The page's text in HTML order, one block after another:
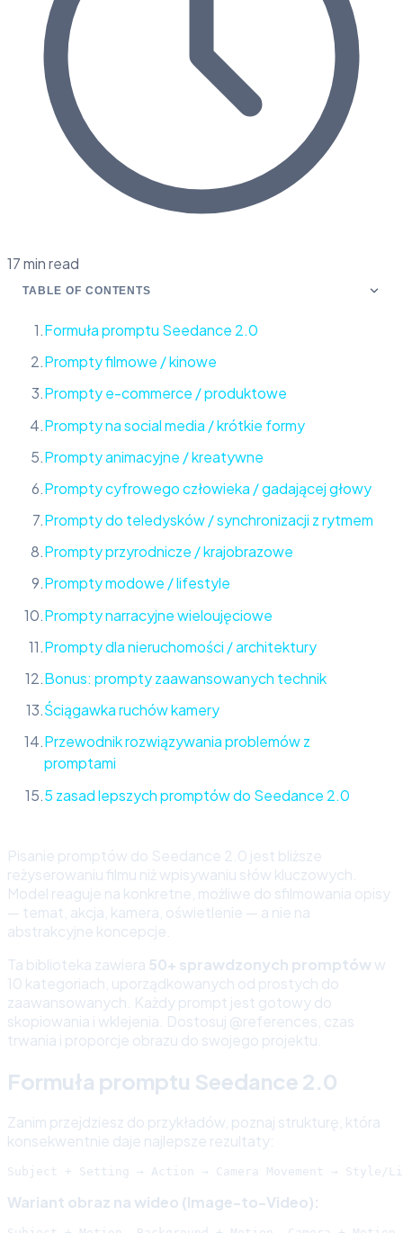
17 min read
TABLE OF CONTENTS
Formuła promptu Seedance 2.0
Prompty filmowe / kinowe
Prompty e-commerce / produktowe
Prompty na social media / krótkie formy
Prompty animacyjne / kreatywne
Prompty cyfrowego człowieka / gadającej głowy
Prompty do teledysków / synchronizacji z rytmem
Prompty przyrodnicze / krajobrazowe
Prompty modowe / lifestyle
Prompty narracyjne wieloujęciowe
Prompty dla nieruchomości / architektury
Bonus: prompty zaawansowanych technik
Ściągawka ruchów kamery
Przewodnik rozwiązywania problemów z
promptami
5 zasad lepszych promptów do Seedance 2.0
Pisanie promptów do Seedance 2.0 jest bliższe
reżyserowaniu filmu niż wpisywaniu słów kluczowych.
Model reaguje na konkretne, możliwe do sfilmowania opisy
— temat, akcja, kamera, oświetlenie — a nie na
abstrakcyjne koncepcje.
Ta biblioteka zawiera 50+ sprawdzonych promptów w
10 kategoriach, uporządkowanych od prostych do
zaawansowanych. Każdy prompt jest gotowy do
skopiowania i wklejenia. Dostosuj @references, czas
trwania i proporcje obrazu do swojego projektu.
Formuła promptu Seedance 2.0
Zanim przejdziesz do przykładów, poznaj strukturę, która
konsekwentnie daje najlepsze rezultaty:
Wariant obraz na wideo (Image-to-Video):